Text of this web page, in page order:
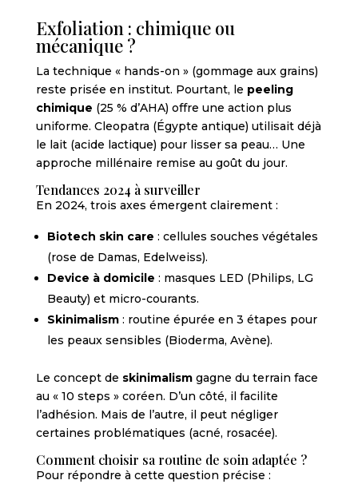
Exfoliation : chimique ou
mécanique ?
La technique « hands-on » (gommage aux grains)
reste prisée en institut. Pourtant, le peeling
chimique (25 % d’AHA) offre une action plus
uniforme. Cleopatra (Égypte antique) utilisait déjà
le lait (acide lactique) pour lisser sa peau… Une
approche millénaire remise au goût du jour.
Tendances 2024 à surveiller
En 2024, trois axes émergent clairement :
Biotech skin care : cellules souches végétales
(rose de Damas, Edelweiss).
Device à domicile : masques LED (Philips, LG
Beauty) et micro-courants.
Skinimalism: routine épurée en 3 étapes pour
les peaux sensibles (Bioderma, Avène).
Le concept de skinimalismgagne du terrain face
au « 10 steps » coréen. D’un côté, il facilite
l’adhésion. Mais de l’autre, il peut négliger
certaines problématiques (acné, rosacée).
Comment choisir sa routine de soin adaptée ?
Pour répondre à cette question précise :